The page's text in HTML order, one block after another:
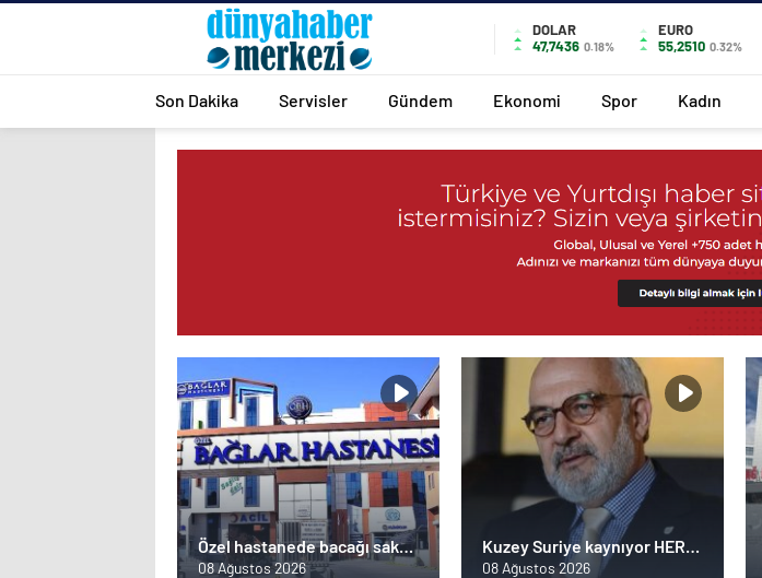
DOLAR
47,7436 0.18%
EURO
55,2510 0.32%
Son Dakika Servisler Gündem Ekonomi Spor Kadın
Özel hastanede bacağı sakat
kaldı… ‘İğne sorunu’ iddiası
08 Ağustos 2026
Kuzey Suriye kaynıyor HER
AN PATLAYABİLİR
08 Ağustos 2026